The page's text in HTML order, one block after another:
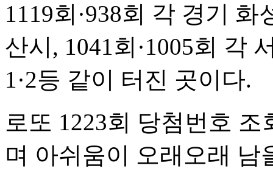
1119회·938회 각 경기 화
산시, 1041회·1005회 각
1·2등 같이 터진 곳이다.
로또 1223회 당첨번호
며 아쉬움이 오래오래 남